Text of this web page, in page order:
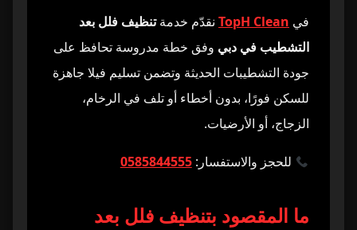
10 أدوات تنظيف الزجاج والألمنيوم
11 معدات تنظيف المطابخ والحمامات
12 معدات السلامة والحماية أثناء التنظيف
14 تنظيف فلل بعد التشطيب في الفلل الصغيرة
في TopH Clean نقدّم خدمةتنظيف فلل بعد
التشطيب في دبي وفق خطة مدروسة تحافظ على
جودة التشطيبات الحديثة وتضمن تسليم فيلا جاهزة
للسكن فورًا، بدون أخطاء أو تلف في الرخام،
الزجاج، أو الأرضيات.
للحجز والاستفسار:0585844555
ما المقصود بتنظيف فلل بعد